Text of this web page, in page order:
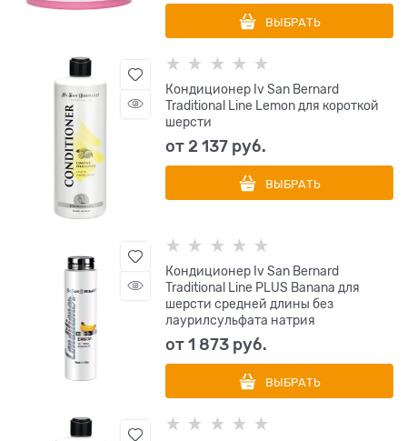
ВЫБРАТЬ
Кондиционер Iv San Bernard
Traditional Line Lemon для короткой
шерсти
от2 137 руб.
ВЫБРАТЬ
Кондиционер Iv San Bernard
Traditional Line PLUS Banana для
шерсти средней длины без
лаурилсульфата натрия
от1 873 руб.
ВЫБРАТЬ